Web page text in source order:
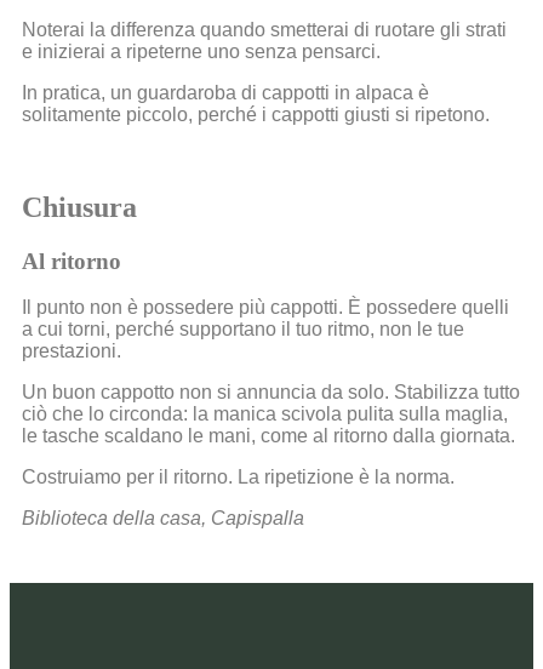
Noterai la differenza quando smetterai di ruotare gli strati
e inizierai a ripeterne uno senza pensarci.
In pratica, un guardaroba di cappotti in alpaca è
solitamente piccolo, perché i cappotti giusti si ripetono.
Chiusura
Al ritorno
Il punto non è possedere più cappotti. È possedere quelli
a cui torni, perché supportano il tuo ritmo, non le tue
prestazioni.
Un buon cappotto non si annuncia da solo. Stabilizza tutto
ciò che lo circonda: la manica scivola pulita sulla maglia,
le tasche scaldano le mani, come al ritorno dalla giornata.
Costruiamo per il ritorno. La ripetizione è la norma.
Biblioteca della casa, Capispalla